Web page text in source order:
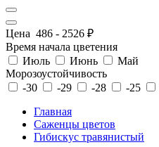
Цена 486 - 2526 ₽
Время начала цветения
Июль
Июнь
Май
Морозоустойчивость
-30
-29 -28 -25
Главная
Саженцы цветов
Гибискус травянистый